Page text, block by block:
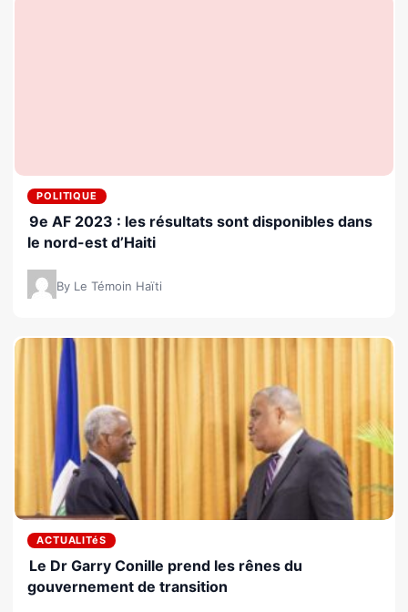
POLITIQUE
9e AF 2023 : les résultats sont disponibles dans
le nord-est d’Haiti
By Le Témoin Haïti
ACTUALITéS
Le Dr Garry Conille prend les rênes du
gouvernement de transition